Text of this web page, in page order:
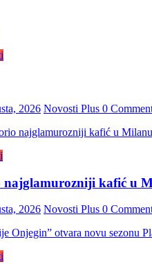
2026 Novosti Plus 0
najglamurozniji kafić u
2026 Novosti Plus 0